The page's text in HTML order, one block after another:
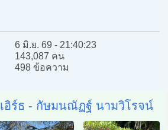
6 มิ.ย. 69 - 21:40:23
143,087 คน
498 ข้อความ
เอิร์ธ - กัษมนณัฏฐ์ นามวิโรจน์